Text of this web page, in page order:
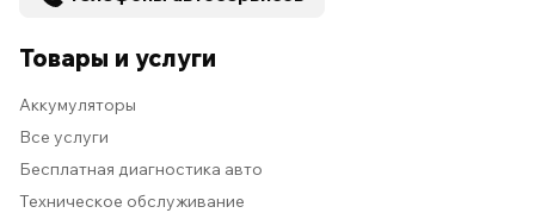
Товары и услуги
Аккумуляторы
Все услуги
Бесплатная диагностика авто
Техническое обслуживание